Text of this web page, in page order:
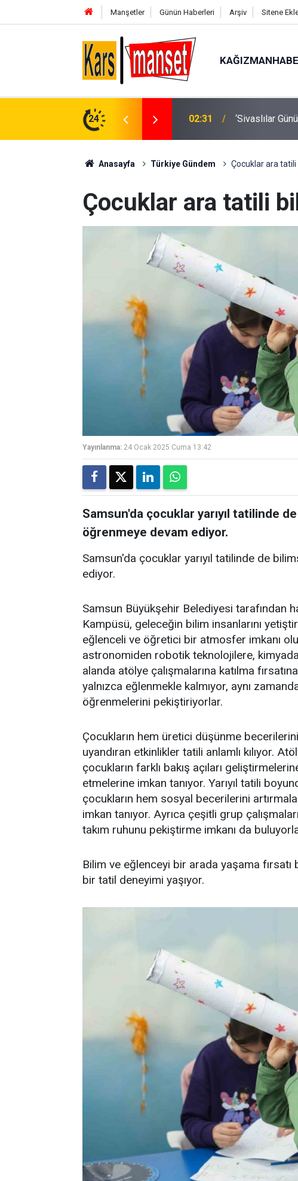
Manşetler Günün Haberleri Arşiv Sitene
24 01:56
ABD Başkanı
öldürmek
Anasayfa Türkiye Gündem Çocuklar ara
Çocuklar ara tatili
Yayınlanma: 24 Ocak 2025 Cuma 13:42
Samsun'da çocuklar yarıyıl tatilinde
öğrenmeye devam ediyor.
Samsun'da çocuklar yarıyıl tatilinde de
ediyor.
Samsun Büyükşehir Belediyesi tarafından
Kampüsü, geleceğin bilim insanlarını
eğlenceli ve öğretici bir atmosfer imkanı
astronomiden robotik teknolojilere,
alanda atölye çalışmalarına katılma
yalnızca eğlenmekle kalmıyor, aynı
öğrenmelerini pekiştiriyorlar.
Çocukların hem üretici düşünme
uyandıran etkinlikler tatili anlamlı kılıyor.
çocukların farklı bakış açıları
etmelerine imkan tanıyor. Yarıyıl tatili
çocukların hem sosyal becerilerini
imkan tanıyor. Ayrıca çeşitli grup
takım ruhunu pekiştirme imkanı da
Bilim ve eğlenceyi bir arada yaşama
bir tatil deneyimi yaşıyor.